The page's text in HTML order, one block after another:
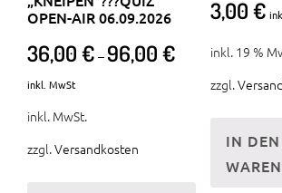
OPEN-AIR 06.09.2026
36,00€ – 96,00€
inkl. MwSt
inkl. MwSt.
zzgl.Versandkosten
3,00€
inkl. 19 %
zzgl.
IN DEN